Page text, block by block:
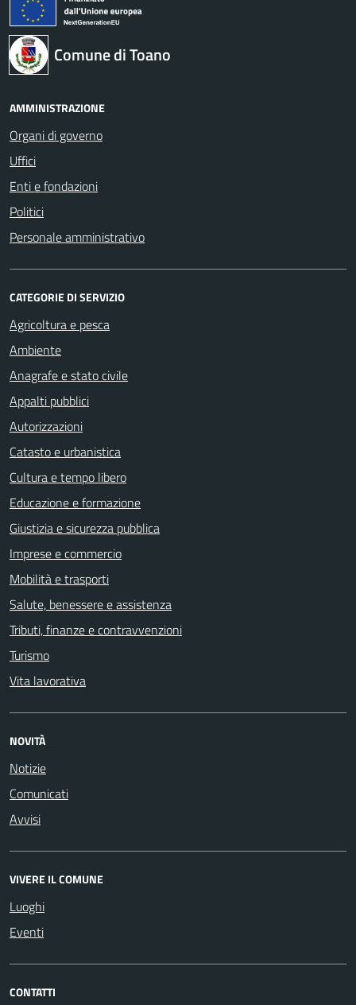
Comune di Toano
AMMINISTRAZIONE
Organi di governo
Uffici
Enti e fondazioni
Politici
Personale amministrativo
CATEGORIE DI SERVIZIO
Agricoltura e pesca
Ambiente
Anagrafe e stato civile
Appalti pubblici
Autorizzazioni
Catasto e urbanistica
Cultura e tempo libero
Educazione e formazione
Giustizia e sicurezza pubblica
Imprese e commercio
Mobilità e trasporti
Salute, benessere e assistenza
Tributi, finanze e contravvenzioni
Turismo
Vita lavorativa
NOVITÀ
Notizie
Comunicati
Avvisi
VIVERE IL COMUNE
Luoghi
Eventi
CONTATTI